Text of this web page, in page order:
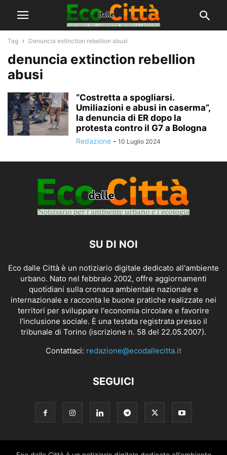
Tag Denuncia extinction rebellion abusi
denuncia extinction rebellion
abusi
“Costretta a spogliarsi.
Umiliazioni e abusi in caserma”,
la denuncia di ER dopo la
protesta contro il G7 a Bologna
Redazione - 10 Luglio 2024
SU DI NOI
Eco dalle Città è un notiziario digitale dedicato all'ambiente
urbano. Nato nel febbraio 2002, offre aggiornamenti
quotidiani sulla cronaca ambientale nazionale e
internazionale e racconta le buone pratiche realizzate nei
territori per sviluppare l'economia circolare e favorire
l'inclusione sociale. È una testata registrata presso il
tribunale di Torino (iscrizione n. 58 del 22.05.2007).
Contattaci: redazione@ecodallecitta.it
SEGUICI